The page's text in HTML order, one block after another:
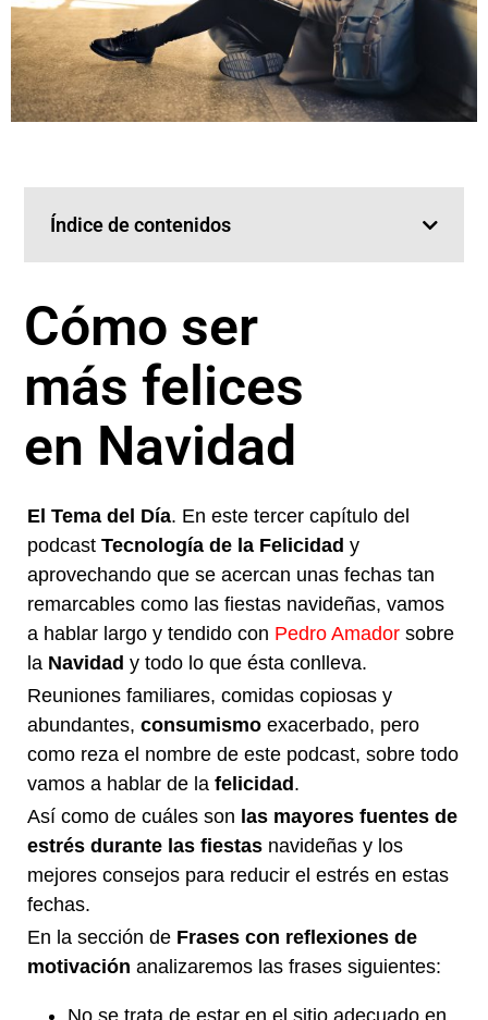
Índice de contenidos
Cómo ser
más felices
en Navidad
El Tema del Día. En este tercer capítulo del
podcastTecnología de la Felicidad y
aprovechando que se acercan unas fechas tan
remarcables como las fiestas navideñas, vamos
a hablar largo y tendido con Pedro Amador sobre
la Navidad y todo lo que ésta conlleva.
Reuniones familiares, comidas copiosas y
abundantes,consumismo exacerbado, pero
como reza el nombre de este podcast, sobre todo
vamos a hablar de lafelicidad .
Así como de cuáles son las mayores fuentes de
estrés durante las fiestas navideñas y los
mejores consejos para reducir el estrés en estas
fechas.
En la sección de Frases con reflexiones de
motivación analizaremos las frases siguientes: